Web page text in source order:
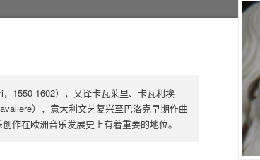
1550-1602），又译卡瓦莱里、卡瓦利埃
），意大利文艺复兴至巴洛克早期作曲
作在欧洲音乐发展史上有着重要的地位。